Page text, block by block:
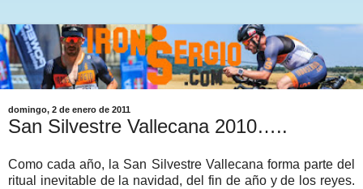
domingo, 2 de enero de 2011
San Silvestre Vallecana 2010…..
Como cada año, la San Silvestre Vallecana forma parte del
ritual inevitable de la navidad, del fin de año y de los reyes.